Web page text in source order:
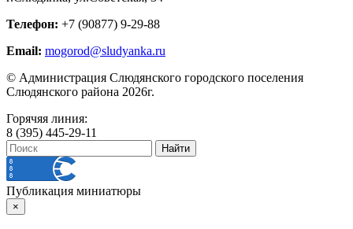
Телефон: +7 (90877) 9-29-88
Email: mogorod@sludyanka.ru
© Администрация Слюдянского городского поселения
Слюдянского района 2026г.
Горячяя линия:
8 (395) 445-29-11
Публикация миниатюры
×